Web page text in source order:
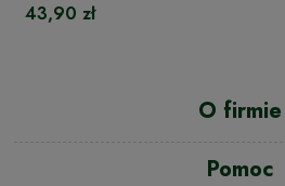
43,90 zł
O firmie
Pomoc